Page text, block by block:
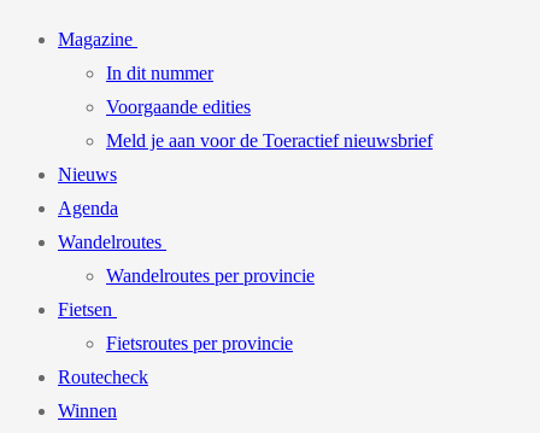
Magazine
In dit nummer
Voorgaande edities
Meld je aan voor de Toeractief nieuwsbrief
Nieuws
Agenda
Wandelroutes
Wandelroutes per provincie
Fietsen
Fietsroutes per provincie
Routecheck
Winnen